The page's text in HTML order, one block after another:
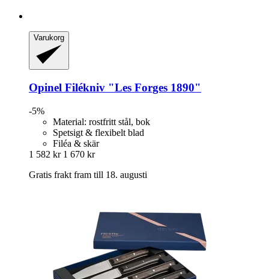
Varukorg
Opinel Filékniv "Les Forges 1890"
-5%
Material: rostfritt stål, bok
Spetsigt & flexibelt blad
Filéa & skär
1 582 kr 1 670 kr
Gratis frakt fram till 18. augusti